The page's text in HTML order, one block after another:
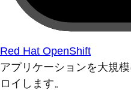
Red Hat OpenShift
アプリケーションを大規
ロイします。